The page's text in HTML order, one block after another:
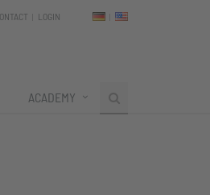
LOGIN
ACADEMY